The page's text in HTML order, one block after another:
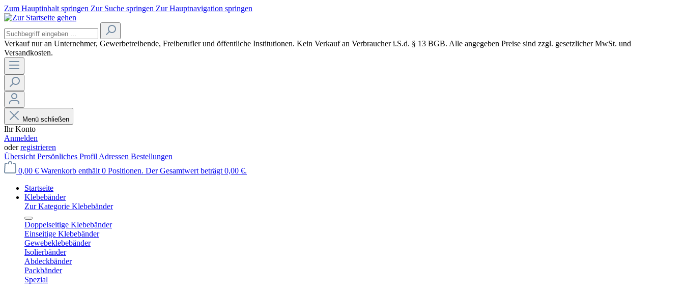
Zum Hauptinhalt springen Zur Suche springen Zur Hauptnavigation springen
Verkauf nur an Unternehmer, Gewerbetreibende, Freiberufler und öffentliche Institutionen. Kein Verkauf an Verbraucheri.S.d. § 13 BGB. Alle angegeben Preise sind zzgl. gesetzlicher MwSt. und
Versandkosten.
Menü schließen
Ihr Konto
Anmelden
oderregistrieren
Übersicht Persönliches Profil Adressen Bestellungen
0,00 € Warenkorb enthält 0 Positionen. Der Gesamtwert beträgt 0,00 €.
Startseite
Klebebänder
Zur Kategorie Klebebänder
Doppelseitige Klebebänder
Einseitige Klebebänder
Gewebeklebebänder
Isolierbänder
Abdeckbänder
Packbänder
Spezial